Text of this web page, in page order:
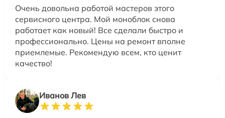
Очень довольна работой мастеров этого
сервисного центра. Мой моноблок снова
работает как новый! Все сделали быстро и
профессионально. Цены на ремонт вполне
приемлемые. Рекомендую всем, кто ценит
качество!
Иванов Лев